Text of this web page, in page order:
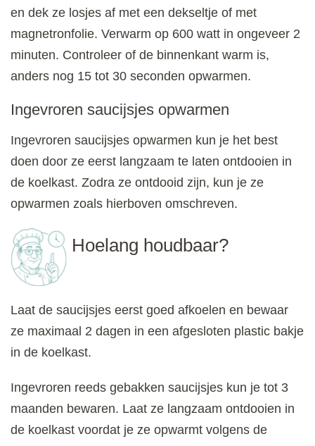
en dek ze losjes af met een dekseltje of met
magnetronfolie. Verwarm op 600 watt in ongeveer 2
minuten. Controleer of de binnenkant warm is,
anders nog 15 tot 30 seconden opwarmen.
Ingevroren saucijsjes opwarmen
Ingevroren saucijsjes opwarmen kun je het best
doen door ze eerst langzaam te laten ontdooien in
de koelkast. Zodra ze ontdooid zijn, kun je ze
opwarmen zoals hierboven omschreven.
Hoelang houdbaar?
Laat de saucijsjes eerst goed afkoelen en bewaar
ze maximaal 2 dagen in een afgesloten plastic bakje
in de koelkast.
Ingevroren reeds gebakken saucijsjes kun je tot 3
maanden bewaren. Laat ze langzaam ontdooien in
de koelkast voordat je ze opwarmt volgens de